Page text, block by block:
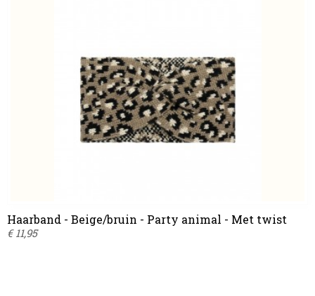
Haarband - Beige/bruin - Party animal - Met twist
€ 11,95